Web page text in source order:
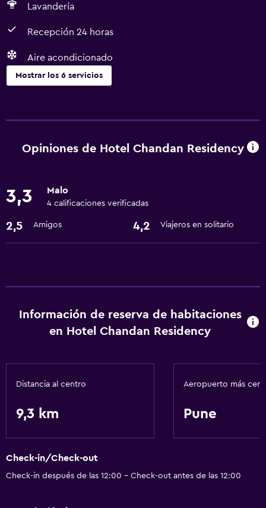
Lavandería
Recepción 24 horas
Aire acondicionado
Mostrar los 6 servicios
Servicio de habitaciones
Aire acondicionado
Sistema de entretenimiento
Lavandería
Opiniones de Hotel Chandan Residency
3,3 Malo
4 calificaciones verificadas
2,5 Amigos 4,2 Viajeros en solitario
Información de reserva de habitaciones
en Hotel Chandan Residency
Distancia al centro
9,3 km
Aeropuerto más
Pune
Check-in/Check-out
Check-in después de las 12:00 - Check-out antes de las 12:00